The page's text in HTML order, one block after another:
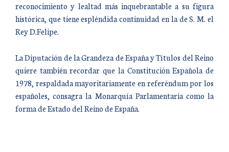
reconocimiento y lealtad más inquebrantable a su figura
histórica, que tiene espléndida continuidad en la de S. M. el
Rey D.Felipe.
La Diputación de la Grandeza de España y Títulos del Reino
quiere también recordar que la Constitución Española de
1978, respaldada mayoritariamente en referéndum por los
españoles, consagra la Monarquía Parlamentaria como la
forma de Estado del Reino de España.